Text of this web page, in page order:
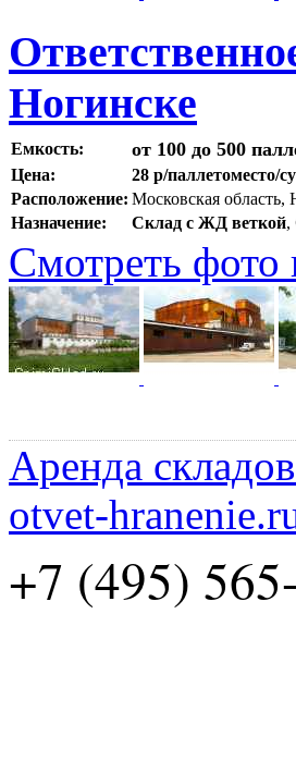
Ногинске
Емкость: от 100 до 500
Цена:
28 р/паллетоместо/
Расположение: Московская область,
Назначение:
Склад с ЖД веткой,
Смотреть фото
Аренда
otvet-
+7 (495)